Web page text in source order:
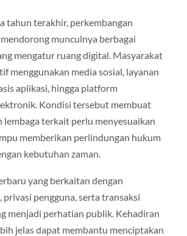
tahun terakhir, perkembangan
munculnya berbagai
mengatur ruang digital. Masyarakat
menggunakan media sosial, layanan
aplikasi, hingga platform
Kondisi tersebut membuat
lembaga terkait perlu menyesuaikan
memberikan perlindungan hukum
kebutuhan zaman.
yang berkaitan dengan
privasi pengguna, serta transaksi
menjadi perhatian publik. Kehadiran
jelas dapat membantu menciptakan